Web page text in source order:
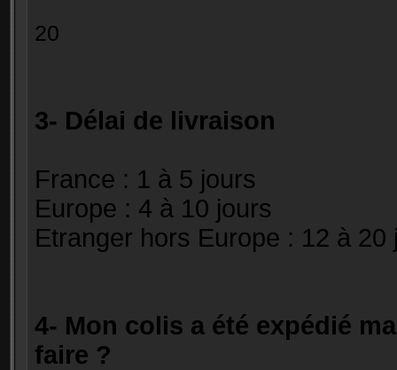
20
3- Délai de livraison
France : 1 à 5 jours
Europe : 4 à 10 jours
Etranger hors Europe : 12 à 20
4- Mon colis a été expédié
faire ?